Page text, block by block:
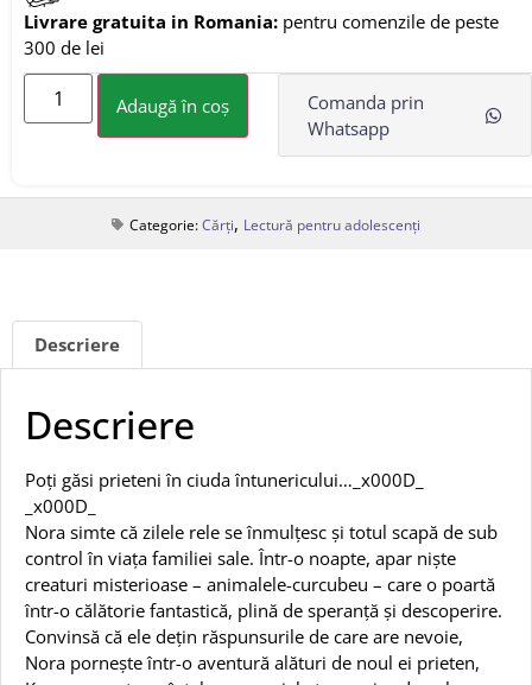
Livrare gratuita in Romania: pentru comenzile de peste
300 de lei
Adaugă în coș
Comanda prin
Whatsapp
Categorie:Cărți, Lectură pentru adolescenți
Descriere
Descriere
Poți găsi prieteni în ciuda întunericului…_x000D_
_x000D_
Nora simte că zilele rele se înmulțesc și totul scapă de sub
control în viața familiei sale. Într-o noapte, apar niște
creaturi misterioase – animalele-curcubeu – care o poartă
într-o călătorie fantastică, plină de speranță și descoperire.
Convinsă că ele dețin răspunsurile de care are nevoie,
Nora pornește într-o aventură alături de noul ei prieten,